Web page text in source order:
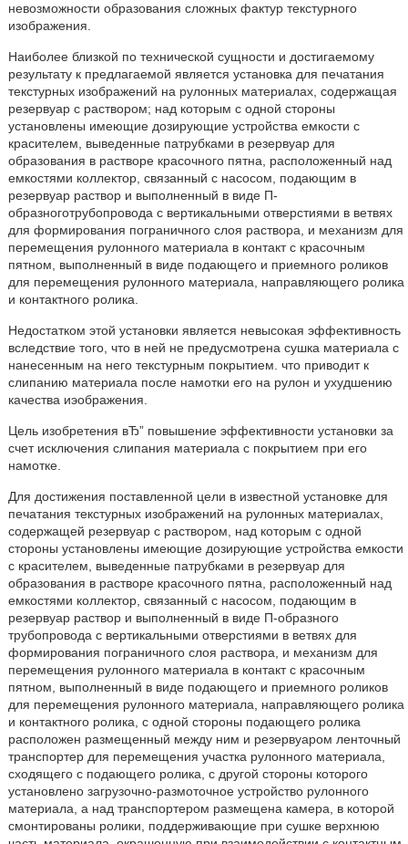
невозможности образования сложных фактур текстурного
изображения.
Наиболее близкой по технической сущности и достигаемому
результату к предлагаемой является установка для печатания
текстурных изображений на рулонных материалах, содержащая
резервуар с раствором; над которым с одной стороны
установлены имеющие дозирующие устройства емкости с
красителем, выведенные патрубками в резервуар для
образования в растворе красочного пятна, расположенный над
емкостями коллектор, связанный с насосом, подающим в
резервуар раствор и выполненный в виде П-
образноготрубопровода с вертикальными отверстиями в ветвях
для формирования пограничного слоя раствора, и механизм для
перемещения рулонного материала в контакт с красочным
пятном, выполненный в виде подающего и приемного роликов
для перемещения рулонного материала, направляющего ролика
и контактного ролика.
Недостатком этой установки является невысокая эффективность
вследствие того, что в ней не предусмотрена сушка материала с
нанесенным на него текстурным покрытием. что приводит к
слипанию материала после намотки его на рулон и ухудшению
качества иэображения.
Цель изобретения вЂ” повышение эффективности установки за
счет исключения слипания материала с покрытием при его
намотке.
Для достижения поставленной цели в известной установке для
печатания текстурных изображений на рулонных материалах,
содержащей резервуар с раствором, над которым с одной
стороны установлены имеющие дозирующие устройства емкости
с красителем, выведенные патрубками в резервуар для
образования в растворе красочного пятна, расположенный над
емкостями коллектор, связанный с насосом, подающим в
резервуар раствор и выполненный в виде П-образного
трубопровода с вертикальными отверстиями в ветвях для
формирования пограничного слоя раствора, и механизм для
перемещения рулонного материала в контакт с красочным
пятном, выполненный в виде подающего и приемного роликов
для перемещения рулонного материала, направляющего ролика
и контактноro ролика, с одной стороны подающего ролика
расположен размещенный между ним и резервуаром ленточный
транспортер для перемещения участка рулонного материала,
сходящего с подающего ролика, с другой стороны которого
установлено загрузочно-размоточное устройство рулонного
материала, а над транспортером размещена камера, в которой
смонтированы ролики, поддерживающие при сушке верхнюю